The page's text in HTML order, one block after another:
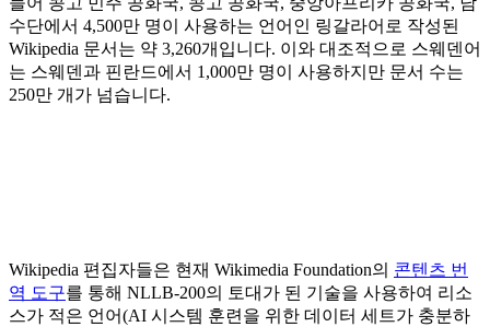
수단에서 4,500만 명이 사용하는 언어인 링갈라어로 작성된
Wikipedia 문서는 약 3,260개입니다. 이와 대조적으로 스웨덴어
는 스웨덴과 핀란드에서 1,000만 명이 사용하지만 문서 수는
250만 개가 넘습니다.
Wikipedia 편집자들은 현재 Wikimedia Foundation의 콘텐츠 번
역 도구를 통해 NLLB-200의 토대가 된 기술을 사용하여 리소
스가 적은 언어(AI 시스템 훈련을 위한 데이터 세트가 충분하